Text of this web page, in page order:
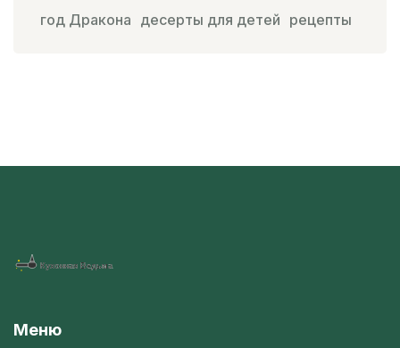
год Дракона десерты для детей рецепты
Меню